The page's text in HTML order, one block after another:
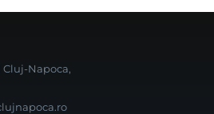
Cluj-Napoca,